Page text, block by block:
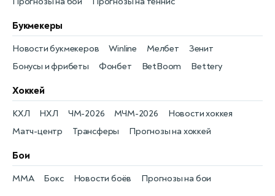
Букмекеры
Бонусы и фрибеты
Новости букмекеров
Фонбет
Winline
BetBoom
Мелбет
Bettery
Зенит
Хоккей
Новости хоккея
КХЛ
Матч-центр
НХЛ
Трансферы
ЧМ-2026
Прогнозы на хоккей
МЧМ-2026
Бои
Новости боёв
MMA Прогнозы на бои
Бокс